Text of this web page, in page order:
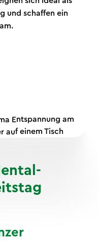
und schaffen ein